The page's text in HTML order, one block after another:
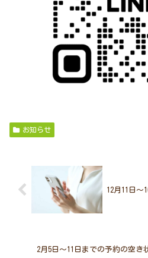
お知らせ
12月11日～
2月5日～11日までの予約の空き